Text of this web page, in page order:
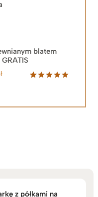
blatem
Zakres
2.199zł
z półkami na